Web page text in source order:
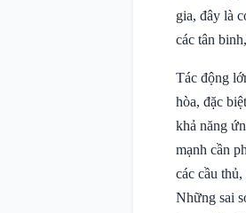
gia, đây là
các tân
Tác động
hòa, đặc
khả năng
mạnh cần
các cầu
Những sai